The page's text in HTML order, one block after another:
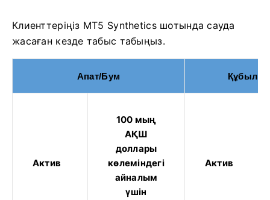
Клиенттеріңіз MT5 Synthetics шотында сауда
жасаған кезде табыс табыңыз.
Апат/Бум
Актив
100 мың
АҚШ
доллары
көлеміндегі
айналым
үшін
Актив